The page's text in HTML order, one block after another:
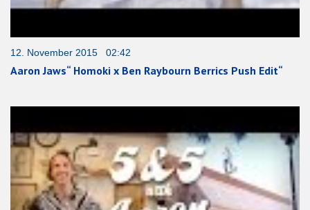
12. November 2015 02:42
Aaron Jaws“ Homoki x Ben Raybourn Berrics Push Edit“